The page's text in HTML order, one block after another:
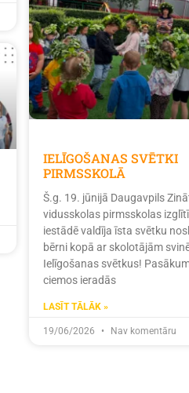
IELĪGOŠANAS SVĒTKI
PIRMSSKOLĀ
Š.g. 19. jūnijā Daugavpils
vidusskolas pirmsskolas
iestādē valdīja īsta svētku
bērni kopā ar skolotājām
Ielīgošanas svētkus!
ciemos ieradās
LASĪT TĀLĀK »
19/06/2026 Nav komentāru